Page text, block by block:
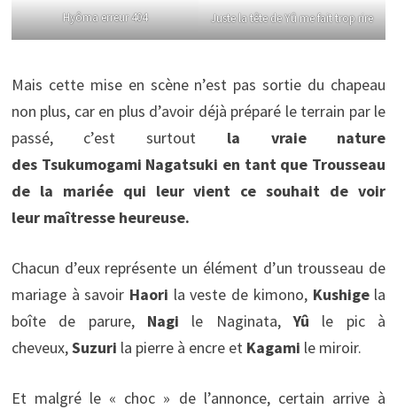
Hyôma erreur 404 Juste la tête de Yû me fait trop rire
Mais cette mise en scène n’est pas sortie du chapeau
non plus, car en plus d’avoir déjà préparé le terrain par le
passé, c’est surtout la vraie nature
des Tsukumogami Nagatsuki en tant que Trousseau
de la mariée qui leur vient ce souhait de voir
leur maîtresse heureuse.
Chacun d’eux représente un élément d’un trousseau de
mariage à savoir Haori la veste de kimono, Kushigela
boîte de parure, Nagi le Naginata,Yû le pic à
cheveux,Suzuri la pierre à encre et Kagami le miroir.
Et malgré le « choc » de l’annonce, certain arrive à